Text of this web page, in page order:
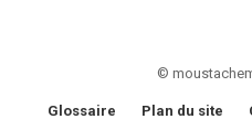
©
Glossaire Plan du site